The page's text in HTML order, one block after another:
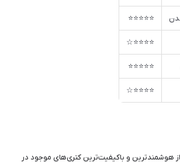
⭐⭐⭐⭐⭐
⭐⭐⭐⭐☆
⭐⭐⭐⭐⭐
⭐⭐⭐⭐☆
هوشمندترین و باکیفیت‌ترین کتری‌های موجود در